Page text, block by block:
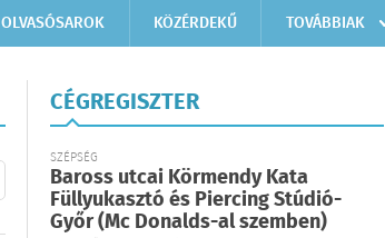
OLVASÓSAROK KÖZÉRDEKŰ TOVÁBBIAK
CÉGREGISZTER
SZÉPSÉG
Baross utcai Körmendy Kata
Füllyukasztó és Piercing Stúdió-
Győr (Mc Donalds-al szemben)